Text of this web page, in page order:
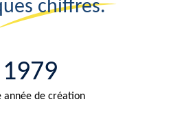
chiffres.
1979
année de création